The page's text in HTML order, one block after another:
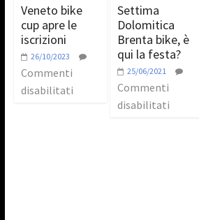
Veneto bike
cup apre le
iscrizioni
26/10/2023
Commenti
disabilitati
Settima
Dolomitica
Brenta bike, è
qui la festa?
25/06/2021
Commenti
disabilitati